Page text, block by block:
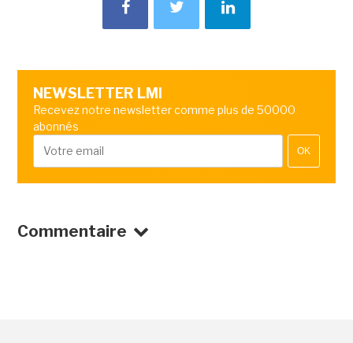
NEWSLETTER LMI
Recevez notre newsletter comme plus de 50000
abonnés
OK
Commentaire